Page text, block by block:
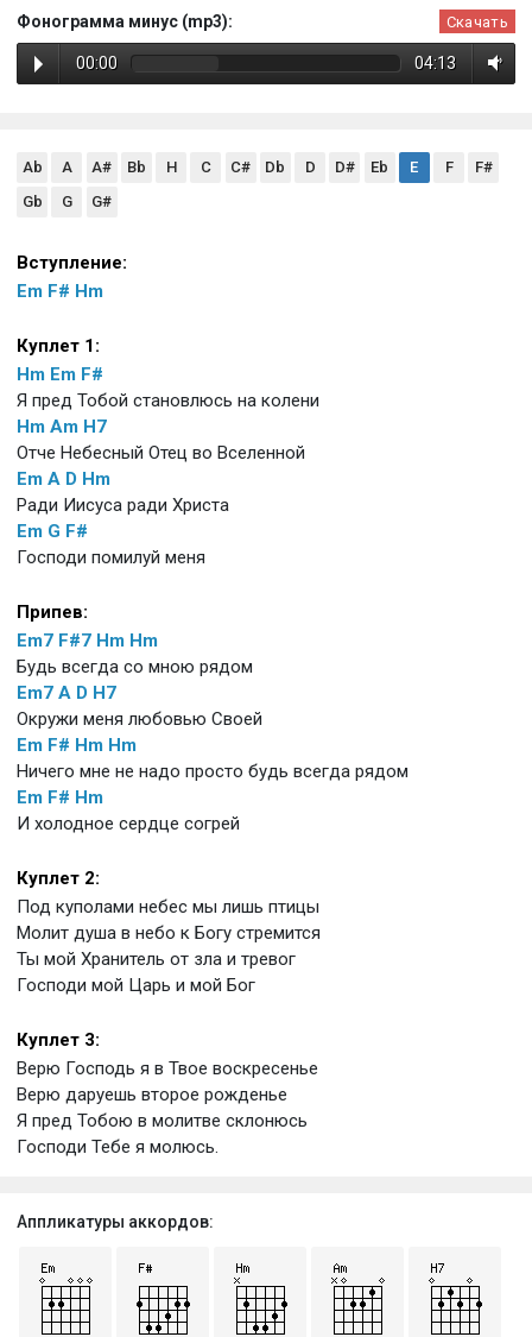
Фонограмма минус (mp3): Скачать
00:00 04:13
Ab A A# Bb H C C# Db D D# Eb E F
F#
Gb
G G#
Вступление:
Em F# Hm
Куплет 1:
Hm Em F#
Я пред Тобой становлюсь на колени
Hm Am H7
Отче Небесный Отец во Вселенной
Em A D Hm
Ради Иисуса ради Христа
Em G F#
Господи помилуй меня
Припев:
Em7 F#7 Hm Hm
Будь всегда со мною рядом
Em7 A D H7
Окружи меня любовью Своей
Em F# Hm Hm
Ничего мне не надо просто будь всегда рядом
Em F# Hm
И холодное сердце согрей
Куплет 2:
Под куполами небес мы лишь птицы
Молит душа в небо к Богу стремится
Ты мой Хранитель от зла и тревог
Господи мой Царь и мой Бог
Куплет 3:
Верю Господь я в Твое воскресенье
Верю даруешь второе рожденье
Я пред Тобою в молитве склонюсь
Господи Тебе я молюсь.
Аппликатуры аккордов: